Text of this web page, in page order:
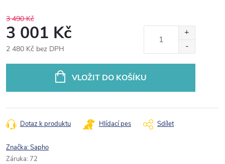
3 490 Kč
3 001 Kč
2 480 Kč bez DPH
VLOŽIT DO KOŠÍKU
Dotaz k produktu Hlídací pes Sdílet
Značka:Sapho
Záruka: 72